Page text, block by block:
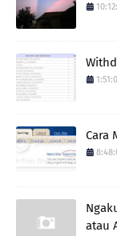
Cara
atau